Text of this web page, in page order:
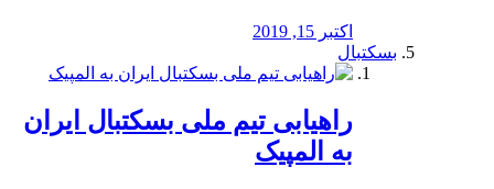
اکتبر 15, 2019
بسکتبال
راهیابی تیم ملی بسکتبال ایران
به المپیک